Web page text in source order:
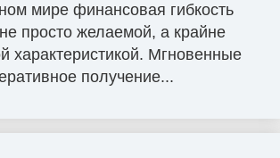
мире финансовая гибкость
просто желаемой, а крайне
характеристикой. Мгновенные
получение...